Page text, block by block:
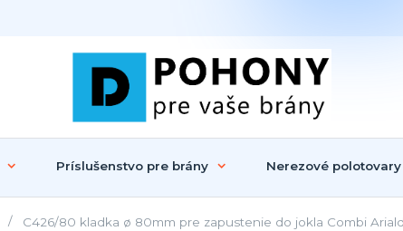
Príslušenstvo pre brány Nerezové polotovary
C426/80 kladka ø 80mm pre zapustenie do jokla Combi